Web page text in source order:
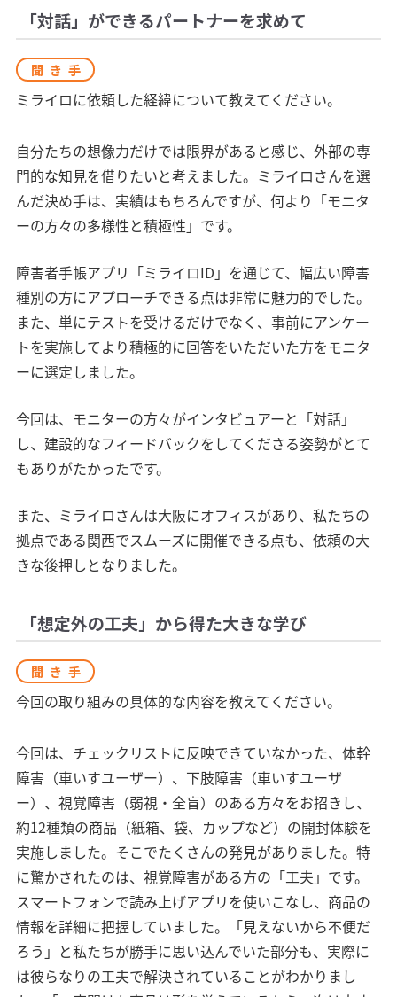
「対話」ができるパートナーを求めて
聞き手
ミライロに依頼した経緯について教えてください。
自分たちの想像力だけでは限界があると感じ、外部の専
門的な知見を借りたいと考えました。ミライロさんを選
んだ決め手は、実績はもちろんですが、何より「モニタ
ーの方々の多様性と積極性」です。
障害者手帳アプリ「ミライロID」を通じて、幅広い障害
種別の方にアプローチできる点は非常に魅力的でした。
また、単にテストを受けるだけでなく、事前にアンケー
トを実施してより積極的に回答をいただいた方をモニタ
ーに選定しました。
今回は、モニターの方々がインタビュアーと「対話」
し、建設的なフィードバックをしてくださる姿勢がとて
もありがたかったです。
また、ミライロさんは大阪にオフィスがあり、私たちの
拠点である関西でスムーズに開催できる点も、依頼の大
きな後押しとなりました。
「想定外の工夫」から得た大きな学び
聞き手
今回の取り組みの具体的な内容を教えてください。
今回は、チェックリストに反映できていなかった、体幹
障害（車いすユーザー）、下肢障害（車いすユーザ
ー）、視覚障害（弱視・全盲）のある方々をお招きし、
約12種類の商品（紙箱、袋、カップなど）の開封体験を
実施しました。そこでたくさんの発見がありました。特
に驚かされたのは、視覚障害がある方の「工夫」です。
スマートフォンで読み上げアプリを使いこなし、商品の
情報を詳細に把握していました。「見えないから不便だ
ろう」と私たちが勝手に思い込んでいた部分も、実際に
は彼らなりの工夫で解決されていることがわかりまし